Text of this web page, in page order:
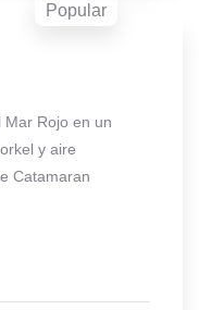
Popular
Mar Rojo en un
y aire
Catamaran